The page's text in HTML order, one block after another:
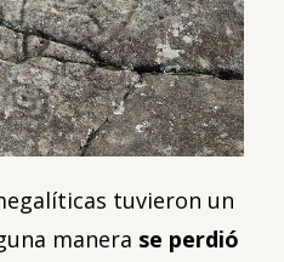
tuvieron un
manera se perdió